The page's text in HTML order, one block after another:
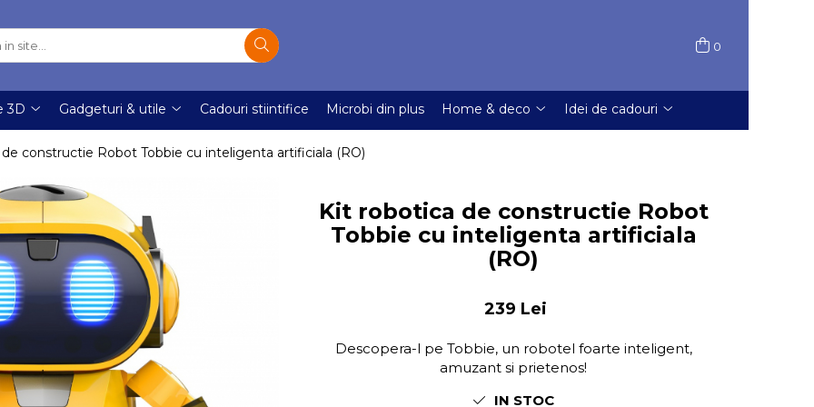
0
3D Gadgeturi & utile Cadouri stiintifice Microbi din plus Home & deco Idei de cadouri
constructie Robot Tobbie cu inteligenta artificiala (RO)
Kit robotica de constructie Robot
Tobbie cu inteligenta artificiala
(RO)
239 Lei
Descopera-l pe Tobbie, un robotel foarte inteligent,
amuzant si prietenos!
IN STOC